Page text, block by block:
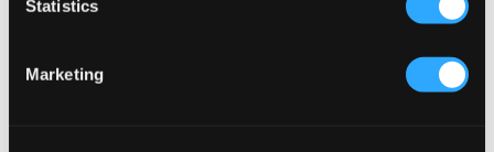
Statistics
Marketing
34,50 €69 €